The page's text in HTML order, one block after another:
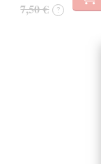
7,50 € ?